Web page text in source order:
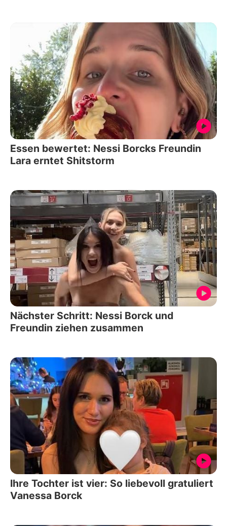
Essen bewertet: Nessi Borcks Freundin
Lara erntet Shitstorm
Nächster Schritt: Nessi Borck und
Freundin ziehen zusammen
Ihre Tochter ist vier: So liebevoll gratuliert
Vanessa Borck